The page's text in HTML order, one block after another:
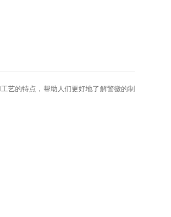
艺的特点，帮助人们更好地了解警徽的制